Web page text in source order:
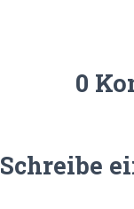
0
Schreibe